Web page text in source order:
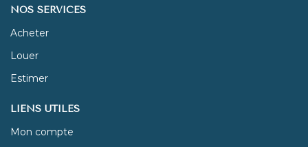
NOS SERVICES
Acheter
Louer
Estimer
LIENS UTILES
Mon compte